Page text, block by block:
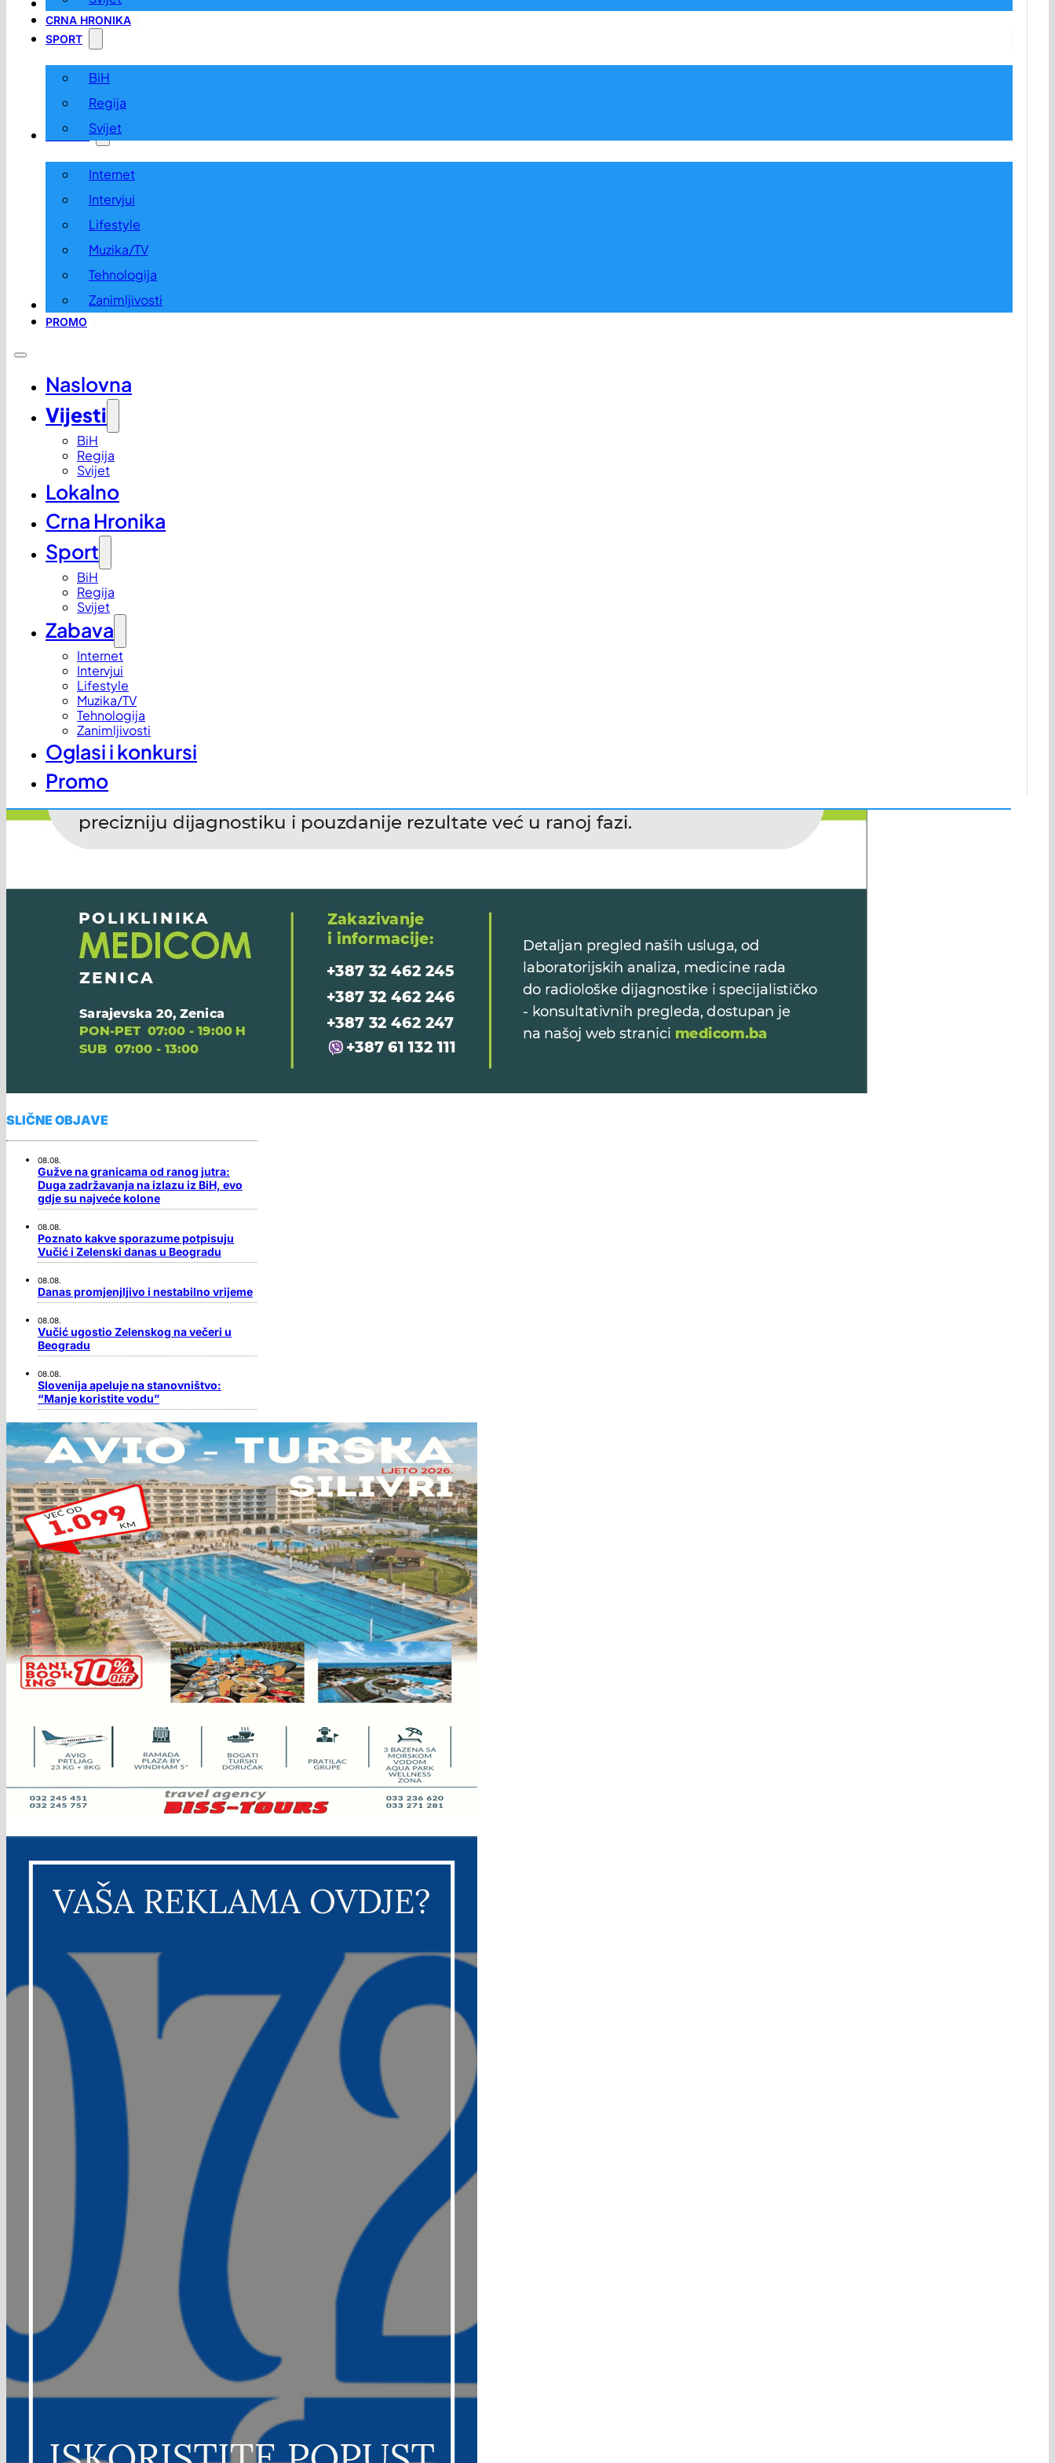
LOKALNO
CRNA HRONIKA
SPORT
BiH
Regija
Svijet
ZABAVA
Internet
Intervjui
Lifestyle
Muzika/TV
Tehnologija
Zanimljivosti
OGLASI I KONKURSI
PROMO
Naslovna
Vijesti
BiH
Regija
Svijet
Lokalno
Crna Hronika
Sport
BiH
Regija
Svijet
Zabava
Internet
Intervjui
Lifestyle
Muzika/TV
Tehnologija
Zanimljivosti
Oglasi i konkursi
Promo
SLIČNE OBJAVE
08.08.
Gužve na granicama od ranog jutra:
Duga zadržavanja na izlazu iz BiH, evo
gdje su najveće kolone
08.08.
Poznato kakve sporazume potpisuju
Vučić i Zelenski danas u Beogradu
08.08.
Danas promjenjljivo i nestabilno vrijeme
08.08.
Vučić ugostio Zelenskog na večeri u
Beogradu
08.08.
Slovenija apeluje na stanovništvo:
“Manje koristite vodu”